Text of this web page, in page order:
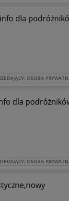
dla
OSOBA
dla
OSOBA